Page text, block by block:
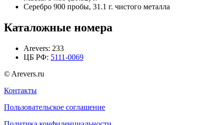
Серебро 900 пробы, 31.1 г. чистого металла
Каталожные номера
Arevers: 233
ЦБ РФ: 5111-0069
© Arevers.ru
Контакты
Пользовательское соглашение